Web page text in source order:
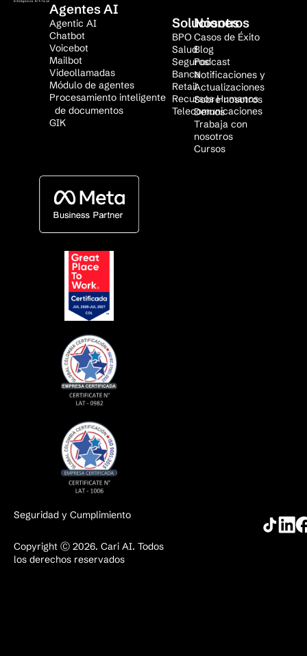
Agentes AI
Agentic AI
Chatbot
Voicebot
Mailbot
Videollamadas
Módulo de agentes
Procesamiento inteligente
de documentos
GIK
Soluciones
BPO
Salud
Seguros
Banca
Retail
Recursos Humanos
Telecomunicaciones
Nosotros
Casos de Éxito
Blog
Podcast
Notificaciones y
Actualizaciones
Sobre nosotros
Demos
Trabaja con
nosotros
Cursos
Seguridad y Cumplimiento
Copyright Ⓒ 2026. Cari AI. Todos
los derechos reservados